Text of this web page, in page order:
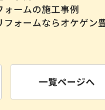
ームの施工事例
ォームならオケゲン
一覧ページへ